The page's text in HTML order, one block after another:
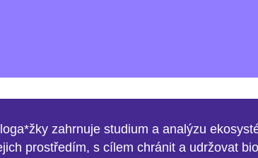
zahrnuje studium a analýzu
prostředím, s cílem chránit a udržovat